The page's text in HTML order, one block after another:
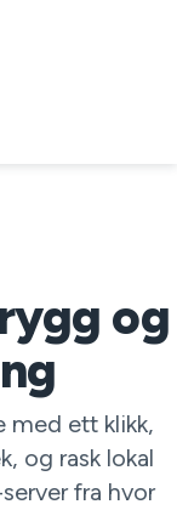
og
med ett klikk,
og rask lokal
fra hvor